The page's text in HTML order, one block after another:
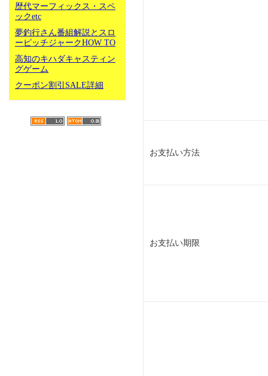
歴代マーフィックス・スペ
ックetc
夢釣行さん番組解説とスロ
ーピッチジャークHOW TO
高知のキハダキャスティン
グゲーム
クーポン割引SALE詳細
お支払い方法
お支払い期限